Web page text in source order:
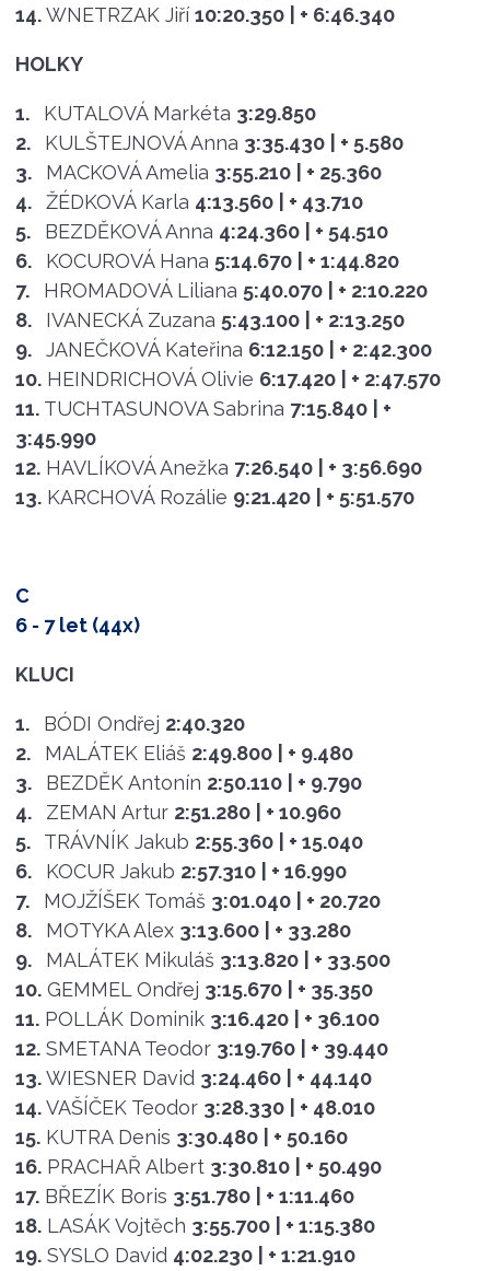
14. WNETRZAK Jiří 10:20.350 | + 6:46.340
HOLKY
1. KUTALOVÁ Markéta 3:29.850
2.
KULŠTEJNOVÁ Anna 3:35.430
| + 5.580
3.
MACKOVÁ Amelia 3:55.210
| + 25.360
4.
ŽÉDKOVÁ Karla 4:13.560
| + 43.710
5.
BEZDĚKOVÁ Anna 4:24.360
| + 54.510
6.
KOCUROVÁ Hana 5:14.670
| + 1:44.820
7.
HROMADOVÁ Liliana 5:40.070
| + 2:10.220
8.
IVANECKÁ Zuzana 5:43.100
| + 2:13.250
9.
JANEČKOVÁ Kateřina 6:12.150
| + 2:42.300
10. HEINDRICHOVÁ Olivie 6:17.420
| + 2:47.570
11. TUCHTASUNOVA Sabrina 7:15.840
| +
3:45.990
12. HAVLÍKOVÁ Anežka 7:26.540
| + 3:56.690
13. KARCHOVÁ Rozálie 9:21.420 | + 5:51.570
C
6 - 7 let (44x)
KLUCI
1. BÓDI Ondřej 2:40.320
2.
MALÁTEK Eliáš 2:49.800
| + 9.480
3.
BEZDĚK Antonín 2:50.110
| + 9.790
4.
ZEMAN Artur 2:51.280
| + 10.960
5.
TRÁVNÍK Jakub 2:55.360
| + 15.040
6.
KOCUR Jakub 2:57.310
| + 16.990
7.
MOJŽÍŠEK Tomáš 3:01.040
| + 20.720
8.
MOTYKA Alex 3:13.600
| + 33.280
9.
MALÁTEK Mikuláš 3:13.820
| + 33.500
10. GEMMEL Ondřej 3:15.670
| + 35.350
11. POLLÁK Dominik 3:16.420
| + 36.100
12. SMETANA Teodor 3:19.760
| + 39.440
13. WIESNER David 3:24.460
| + 44.140
14. VAŠÍČEK Teodor 3:28.330
| + 48.010
15. KUTRA Denis 3:30.480
| + 50.160
16. PRACHAŘ Albert 3:30.810
| + 50.490
17. BŘEZÍK Boris 3:51.780
| + 1:11.460
18. LASÁK Vojtěch 3:55.700
| + 1:15.380
19. SYSLO David 4:02.230 | + 1:21.910